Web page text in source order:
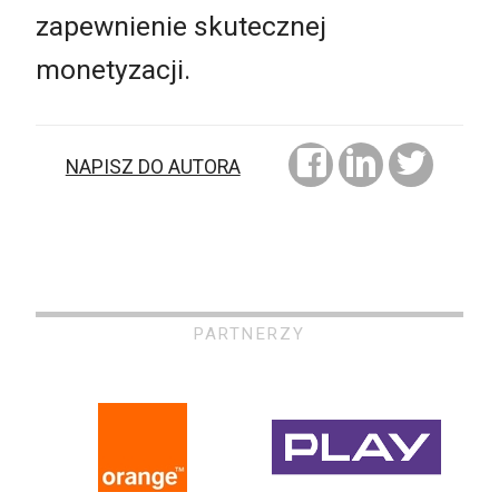
zapewnienie skutecznej
monetyzacji.
NAPISZ DO AUTORA
PARTNERZY